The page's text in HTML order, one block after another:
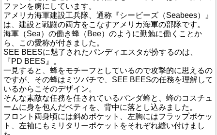
ファンを虜にしています。
アメリカ海軍建設工兵隊、通称『シービーズ（Seabees）』
は、建設と戦闘の両方をこなすアメリカ海軍の部隊です。
海軍（Sea）の働き蜂（Bee）のように勤勉に働くことか
ら、この愛称が付きました。
SEE BEESに魅了されたパンディエスタが扮するのは、
『PD BEES』。
一見すると、蜂をモチーフとしているので攻撃的に思えるの
ですが、その蜂はミツバチで、SEE BEESの任務を理解して
いるからこそのデザイン。
そんな素敵な任務を任されているパンダ蜂と、蜂のコスチュ
ームに身を包んだベティを、背中に落とし込みました。
フロント両身頃には斜めポケット、左胸にはフラップポケッ
ト、左袖にもミリタリーポケットをそれぞれ縫い付けまし